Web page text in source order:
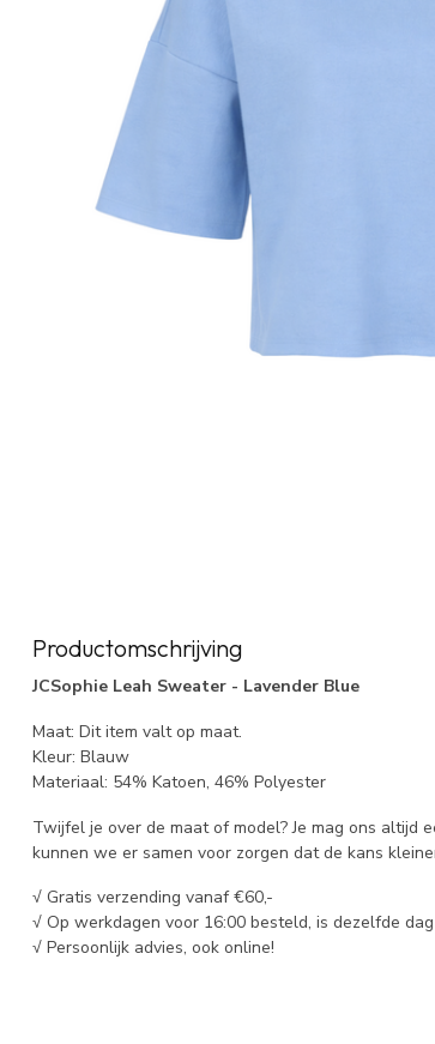
Productomschrijving
JCSophie Leah Sweater - Lavender Blue
Maat: Dit item valt op maat.
Kleur: Blauw
Materiaal: 54% Katoen, 46% Polyester
Twijfel je over de maat of model? Je mag ons altijd
kunnen we er samen voor zorgen dat de kans
√ Gratis verzending vanaf €60,-
√ Op werkdagen voor 16:00 besteld, is dezelfde
√ Persoonlijk advies, ook online!